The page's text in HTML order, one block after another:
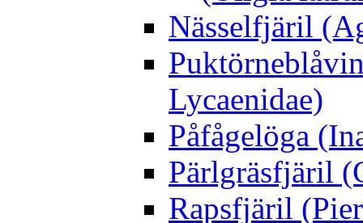
Nässelfjäril
Lycaenidae)
Påfågelöga
Pärlgräsfjäril
Rapsfjäril